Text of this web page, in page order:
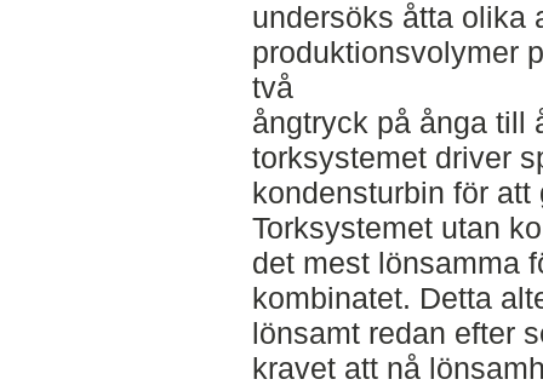
undersöks åtta olika
produktionsvolymer
två
ångtryck på ånga till
torksystemet driver
kondensturbin för att
Torksystemet utan
det mest lönsamma
kombinatet. Detta
lönsamt redan efter
kravet att nå